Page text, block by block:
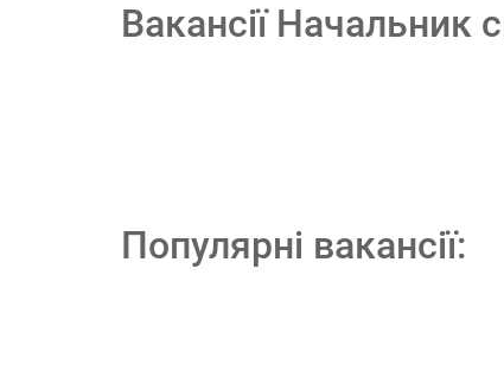
Вакансії Начальник
Популярні вакансії: